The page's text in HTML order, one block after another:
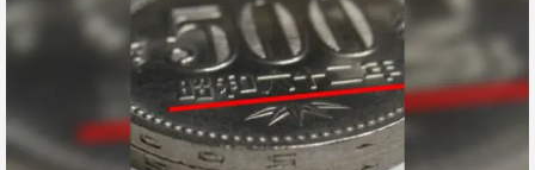
『金曜日のソロたちへ』
2020年10月9日（金）後11・45～深0・15
©NHK